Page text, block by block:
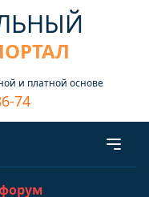
и платной основе
74